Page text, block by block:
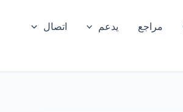
مراجع يدعم اتصال